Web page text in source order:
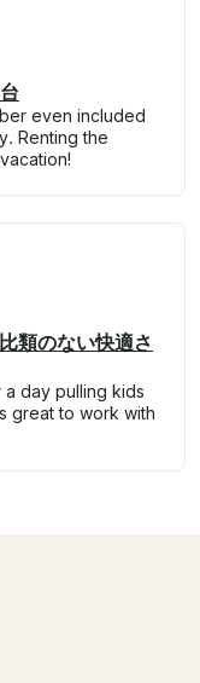
even included
Renting the
類のない快適さ
day pulling kids
great to work with